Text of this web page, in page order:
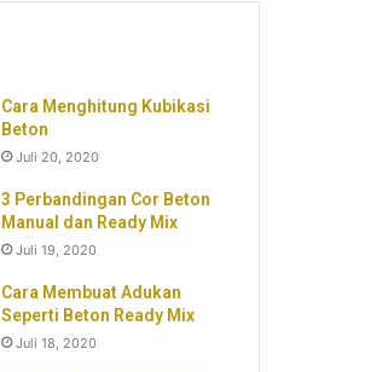
Cara Menghitung Kubikasi
Beton
Juli 20, 2020
3 Perbandingan Cor Beton
Manual dan Ready Mix
Juli 19, 2020
Cara Membuat Adukan
Seperti Beton Ready Mix
Juli 18, 2020